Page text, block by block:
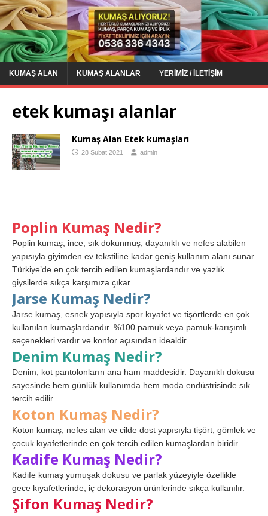
KUMAŞ ALAN KUMAŞ ALANLAR YERIMIZ / İLETIŞIM
etek kumaşı alanlar
Kumaş Alan Etek kumaşları
28 Şubat 2021 admin
Poplin Kumaş Nedir?
Poplin kumaş; ince, sık dokunmuş, dayanıklı ve nefes alabilen
yapısıyla giyimden ev tekstiline kadar geniş kullanım alanı sunar.
Türkiye’de en çok tercih edilen kumaşlardandır ve yazlık
giysilerde sıkça karşımıza çıkar.
Jarse Kumaş Nedir?
Jarse kumaş, esnek yapısıyla spor kıyafet ve tişörtlerde en çok
kullanılan kumaşlardandır. %100 pamuk veya pamuk-karışımlı
seçenekleri vardır ve konfor açısından idealdir.
Denim Kumaş Nedir?
Denim; kot pantolonların ana ham maddesidir. Dayanıklı dokusu
sayesinde hem günlük kullanımda hem moda endüstrisinde sık
tercih edilir.
Koton Kumaş Nedir?
Koton kumaş, nefes alan ve cilde dost yapısıyla tişört, gömlek ve
çocuk kıyafetlerinde en çok tercih edilen kumaşlardan biridir.
Kadife Kumaş Nedir?
Kadife kumaş yumuşak dokusu ve parlak yüzeyiyle özellikle
gece kıyafetlerinde, iç dekorasyon ürünlerinde sıkça kullanılır.
Şifon Kumaş Nedir?